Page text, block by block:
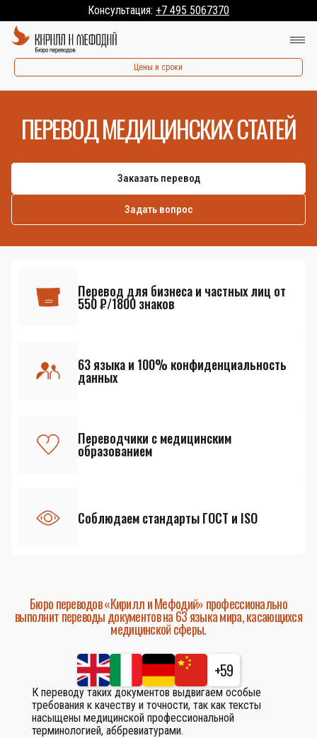
Консультация: +7 495 5067370
Цены и сроки
ПЕРЕВОД МЕДИЦИНСКИХ СТАТЕЙ
Заказать перевод
Задать вопрос
Перевод для бизнеса и частных лиц от
550 ₽/1800 знаков
63 языка и 100% конфиденциальность
данных
Переводчики с медицинским
образованием
Соблюдаем стандарты ГОСТ и ISO
Бюро переводов «Кирилл и Мефодий» профессионально
выполнит переводы документов на 63 языка мира, касающихся
медицинской сферы.
+59
К переводу таких документов выдвигаем особые
требования к качеству и точности, так как тексты
насыщены медицинской профессиональной
терминологией, аббревиатурами.